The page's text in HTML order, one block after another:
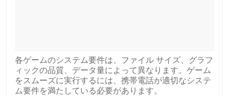
各ゲームのシステム要件は、ファイル サイズ、グラフ
ィックの品質、データ量によって異なります。ゲーム
をスムーズに実行するには、携帯電話が適切なシステ
ム要件を満たしている必要があります。